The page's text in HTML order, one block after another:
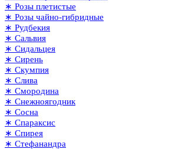
∗ Розы плетистые
∗ Розы чайно-гибридные
∗ Рудбекия
∗ Сальвия
∗ Сидальцея
∗ Сирень
∗ Скумпия
∗ Слива
∗ Смородина
∗ Снежноягодник
∗ Сосна
∗ Спараксис
∗ Спирея
∗ Стефанандра